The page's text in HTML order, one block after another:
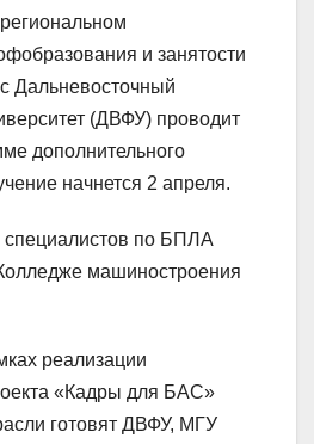
и занятости
Дальневосточный
(ДВФУ) проводит
дополнительного
начнется 2 апреля.
специалистов по БПЛА
машиностроения
реализации
«Кадры для БАС»
готовят ДВФУ, МГУ